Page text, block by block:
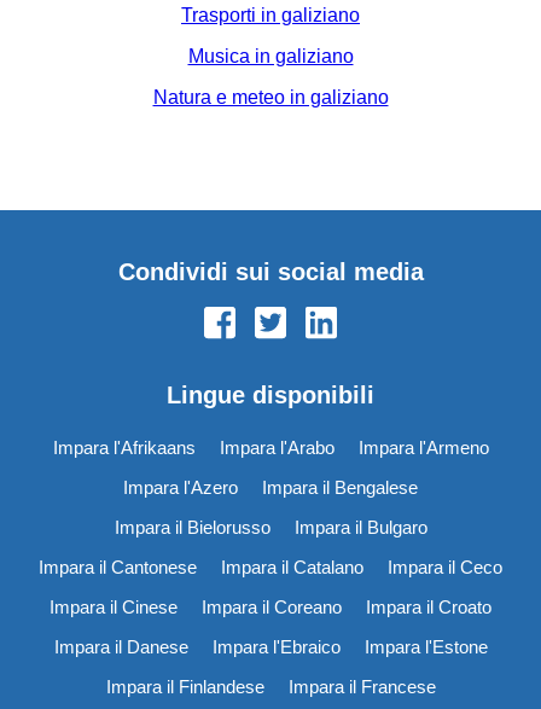
Trasporti in galiziano
Musica in galiziano
Natura e meteo in galiziano
Condividi sui social media
Lingue disponibili
Impara l'Afrikaans Impara l'Arabo
Impara l'Armeno
Impara l'Azero
Impara il Bengalese
Impara il Bielorusso
Impara il Bulgaro
Impara il Cantonese
Impara il Catalano
Impara il Ceco
Impara il Cinese
Impara il Coreano
Impara il Croato
Impara il Danese
Impara l'Ebraico
Impara l'Estone
Impara il Finlandese
Impara il Francese